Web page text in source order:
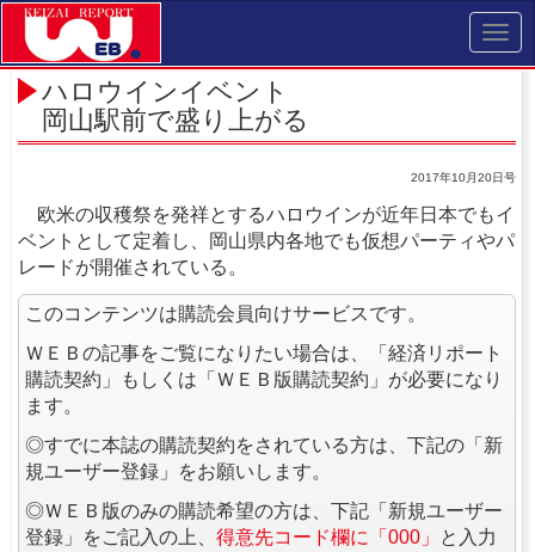
ハロウインイベント
岡山駅前で盛り上がる
2017年10月20日号
欧米の収穫祭を発祥とするハロウインが近年日本でもイ
ベントとして定着し、岡山県内各地でも仮想パーティやパ
レードが開催されている。
このコンテンツは購読会員向けサービスです。
ＷＥＢの記事をご覧になりたい場合は、「経済リポート
購読契約」もしくは「ＷＥＢ版購読契約」が必要になり
ます。
◎すでに本誌の購読契約をされている方は、下記の「新
規ユーザー登録」をお願いします。
◎ＷＥＢ版のみの購読希望の方は、下記「新規ユーザー
登録」をご記入の上、 得意先コード欄に「000」
と入力